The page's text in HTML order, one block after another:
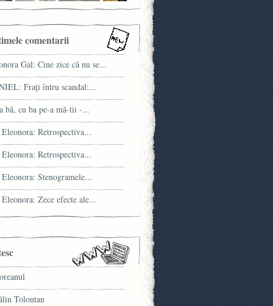
comentarii
Gal: Cine zice că nu se...
Fraţi întru scandal:...
bă, cu ba pe-a mă-tii -...
Retrospectiva...
Retrospectiva...
Stenogramele...
Zece efecte ale...
Tolontan